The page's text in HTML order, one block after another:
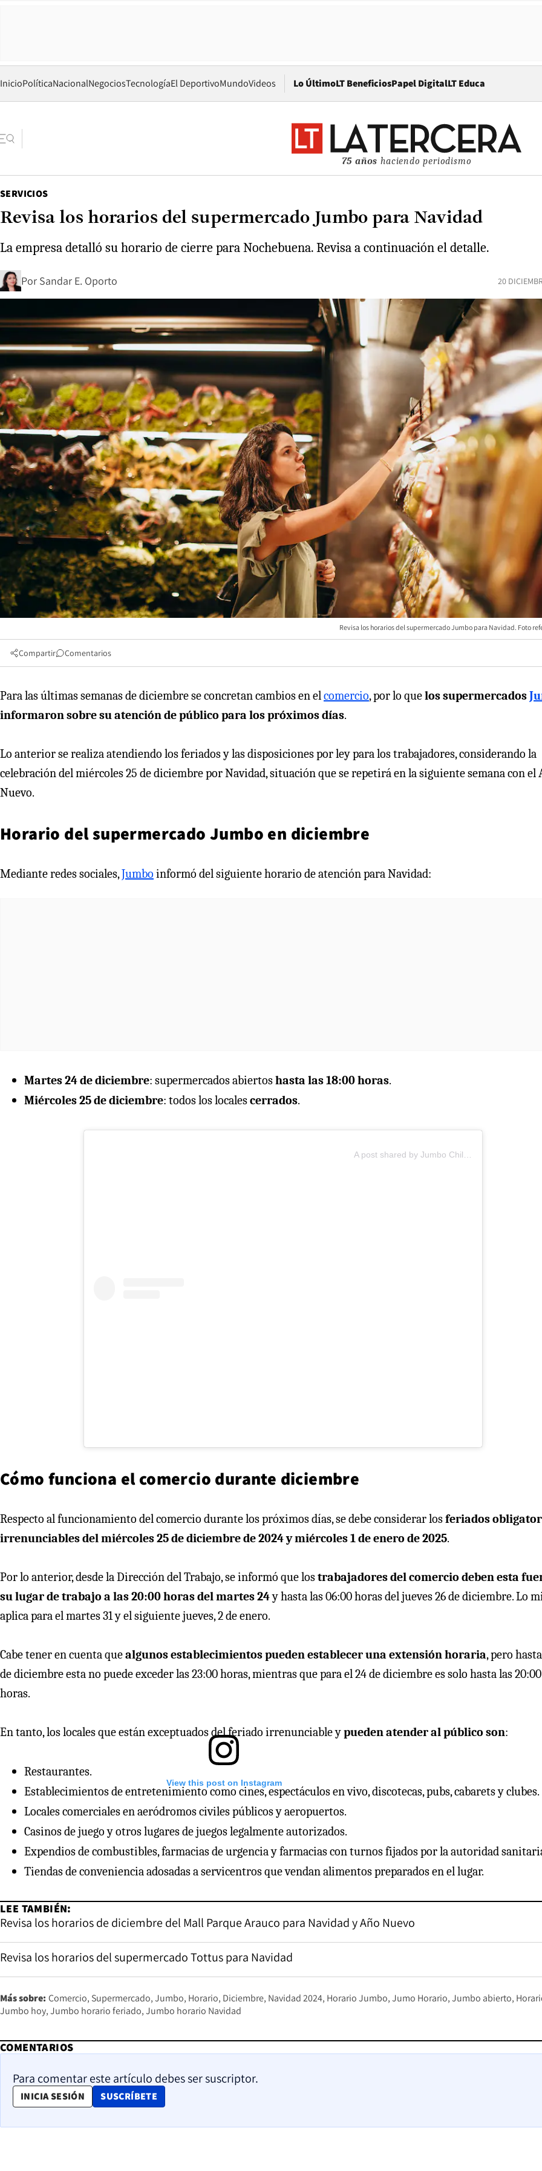
InicioPolíticaNacionalNegociosTecnologíaEl DeportivoMundoVideos Lo ÚltimoLT BeneficiosPapel DigitalOpens in new window
LT Educa
75 años haciendo periodismo
SERVICIOS
Revisa los horarios del supermercado Jumbo para Navidad
La empresa detalló su horario de cierre para Nochebuena. Revisa a continuación el detalle.
Por Sandar E. Oporto 20
Revisa los horarios del supermercado Jumbo para Navidad. Foto
Compartir Comentarios
Para las últimas semanas de diciembre se concretan cambios en elcomercio, por lo quelos supermercados
informaron sobre su atención de público para los próximos días.
Lo anterior se realiza atendiendo los feriados y las disposiciones por ley para los trabajadores, considerando la
celebración del miércoles 25 de diciembre por Navidad, situación que se repetirá en la siguiente semana con el
Nuevo.
Horario del supermercado Jumbo en diciembre
Mediante redes sociales,Jumbo informó del siguiente horario de atención para Navidad:
Martes 24 de diciembre: supermercados abiertoshasta las 18:00 horas.
Miércoles 25 de diciembre: todos los localescerrados.
View this post on Instagram
Cómo funciona el comercio durante diciembre
Respecto al funcionamiento del comercio durante los próximos días, se debe considerar losferiados
irrenunciables del miércoles 25 de diciembre de 2024 y miércoles 1 de enero de 2025.
Por lo anterior, desde la Dirección del Trabajo, se informó que lostrabajadores del comercio deben esta
su lugar de trabajo a las 20:00 horas del martes 24y hasta las 06:00 horas del jueves 26 de diciembre. Lo
aplica para el martes 31 y el siguiente jueves, 2 de enero.
Cabe tener en cuenta quealgunos establecimientos pueden establecer una extensión horaria, pero
de diciembre esta no puede exceder las 23:00 horas, mientras que para el 24 de diciembre es solo hasta las 20:00
horas.
En tanto, los locales que están exceptuados del feriado irrenunciable ypueden atender al público son:
Restaurantes.
Establecimientos de entretenimiento como cines, espectáculos en vivo, discotecas, pubs, cabarets y clubes.
Locales comerciales en aeródromos civiles públicos y aeropuertos.
Casinos de juego y otros lugares de juegos legalmente autorizados.
Expendios de combustibles, farmacias de urgencia y farmacias con turnos fijados por la autoridad
Tiendas de conveniencia adosadas a servicentros que vendan alimentos preparados en el lugar.
LEE TAMBIÉN:
Revisa los horarios de diciembre del Mall Parque Arauco para Navidad y Año Nuevo
Revisa los horarios del supermercado Tottus para Navidad
Más sobre: Comercio Supermercado Jumbo Horario Diciembre Navidad 2024 Horario Jumbo Jumo Horario Jumbo abierto
Jumbo hoy Jumbo horario feriado Jumbo horario Navidad
COMENTARIOS
Para comentar este artículo debes ser suscriptor.
INICIA SESIÓN SUSCRÍBETE
OPENS IN NEW WINDOW